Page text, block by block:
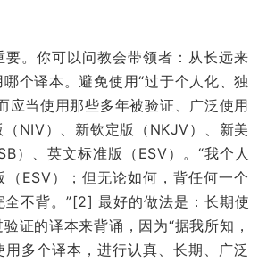
要。你可以问教会带领者：从长远来
个译本。避免使用“过于个人化、独
应当使用那些多年被验证、广泛使用
NIV）、新钦定版（NKJV）、新美
）、英文标准版（ESV）。“我个人
ESV）；但无论如何，背任何一个
全不背。”[2] 最好的做法是：长期使
证的译本来背诵，因为“据我所知，
多个译本，进行认真、长期、广泛